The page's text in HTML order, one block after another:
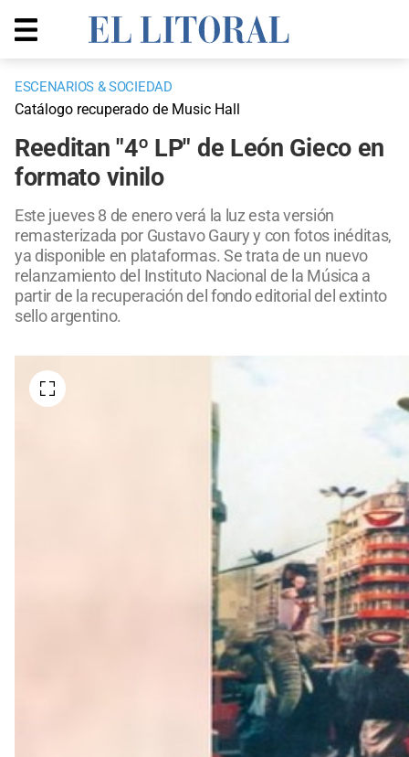
ESCENARIOS & SOCIEDAD
Catálogo recuperado de Music Hall
Reeditan "4º LP" de León Gieco en
formato vinilo
Este jueves 8 de enero verá la luz esta versión
remasterizada por Gustavo Gaury y con fotos inéditas,
ya disponible en plataformas. Se trata de un nuevo
relanzamiento del Instituto Nacional de la Música a
partir de la recuperación del fondo editorial del extinto
sello argentino.